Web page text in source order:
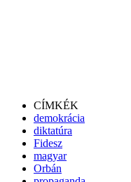
CÍMKÉK
demokrácia
diktatúra
Fidesz
magyar
Orbán